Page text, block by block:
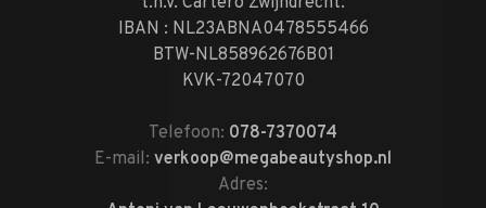
IBAN : NL23ABNA0478555466
BTW-NL858962676B01
KVK-72047070
Telefoon: 078-7370074
E-mail: verkoop@megabeautyshop.nl
Adres: